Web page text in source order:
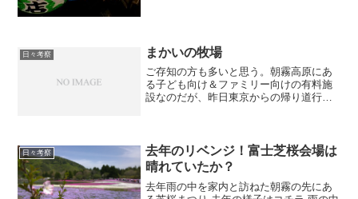
日々考察 まかいの牧場
ご存知の方も多いと思う。朝霧高原にあ
る子ども向け＆ファミリー向けの有料施
設なのだが、昨日東京からの帰り道行っ
ブラックペッパー入り...
日々考察
去年のリベンジ！富士芝桜会場は
晴れていたか？
去年雨の中を家内と訪ねた朝霧の先にあ